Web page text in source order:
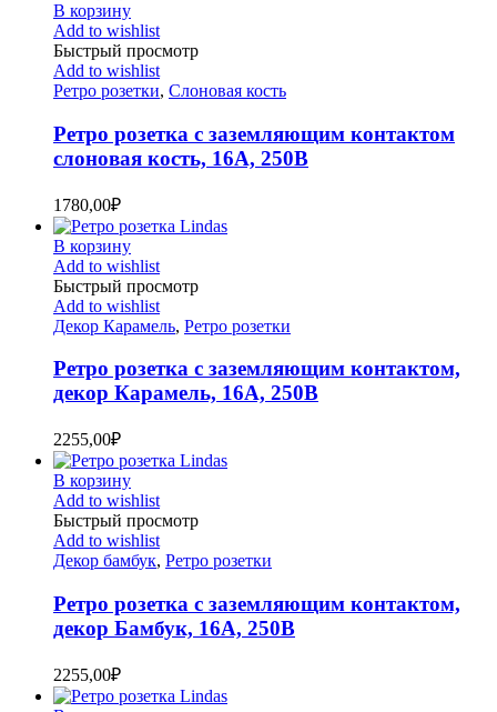
В корзину
Add to wishlist
Быстрый просмотр
Add to wishlist
Ретро розетки, Слоновая кость
Ретро розетка с заземляющим контактом
слоновая кость, 16А, 250В
1780,00₽
В корзину
Add to wishlist
Быстрый просмотр
Add to wishlist
Декор Карамель, Ретро розетки
Ретро розетка с заземляющим контактом,
декор Карамель, 16А, 250В
2255,00₽
В корзину
Add to wishlist
Быстрый просмотр
Add to wishlist
Декор бамбук, Ретро розетки
Ретро розетка с заземляющим контактом,
декор Бамбук, 16А, 250В
2255,00₽